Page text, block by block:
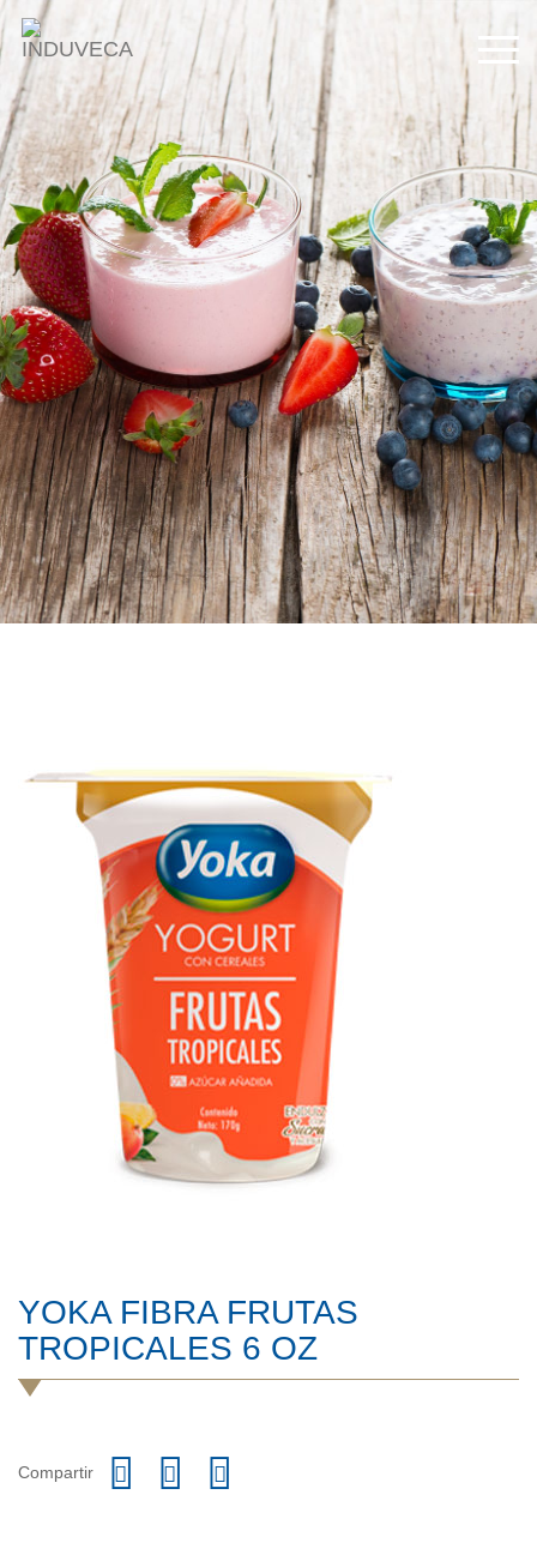
YOKA FIBRA FRUTAS
TROPICALES 6 OZ
Compartir